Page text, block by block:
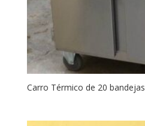
Carro Térmico de 20 bandejas